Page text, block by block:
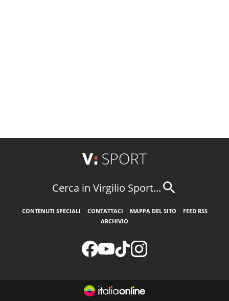
Cerca in Virgilio Sport...
CONTENUTI SPECIALI CONTATTACI MAPPA DEL SITO
FEED RSS
ARCHIVIO